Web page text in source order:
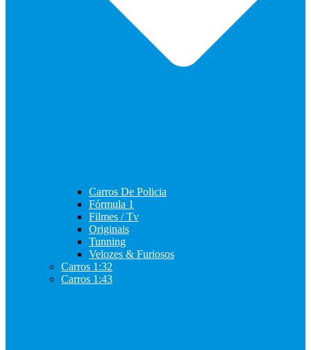
Carros De Policia
Fórmula 1
Filmes / Tv
Originais
Tunning
Velozes & Furiosos
Carros 1:32
Carros 1:43